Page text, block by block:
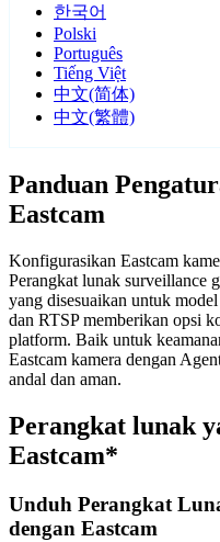
한국어
Polski
Português
Tiếng Việt
中文(简体)
中文(繁體)
Panduan
Eastcam
Konfigurasikan Eastcam
Perangkat lunak surveillance
yang disesuaikan untuk
dan RTSP memberikan opsi
platform. Baik untuk
Eastcam kamera dengan
andal dan aman.
Perangkat lunak
Eastcam*
Unduh Perangkat
dengan Eastcam